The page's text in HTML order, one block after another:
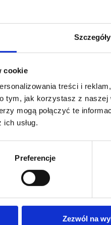
Szczegóły
cookie
treści i
tym, jak korzystasz z
mogą połączyć te
usług.
Preferencje
Zezwól na
„Kamera Akcja by
kino spotyka się z letnią